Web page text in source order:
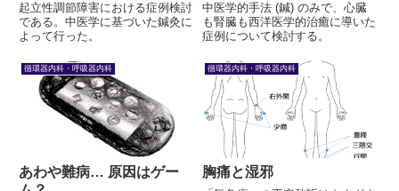
起立性調節障害における症例検討
である。中医学に基づいた鍼灸に
よって行った。
中医学的手法 (鍼) のみで、心臓
も腎臓も西洋医学的治癒に導いた
症例について検討する。
循環器内科・呼吸器内科
あわや難病… 原因はゲー
循環器内科・呼吸器内科
胸痛と湿邪